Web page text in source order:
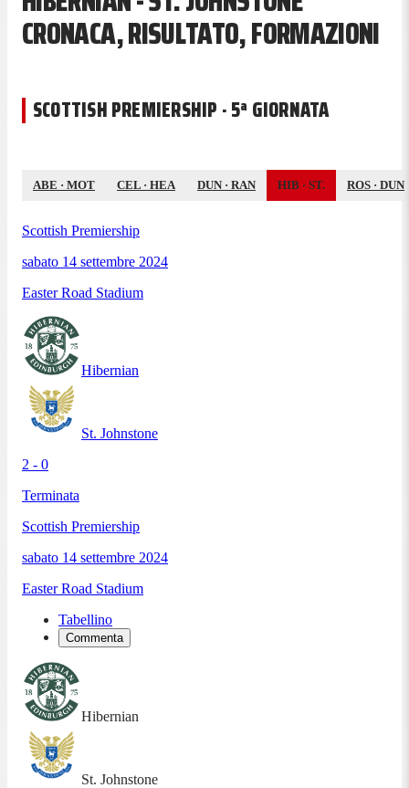
CRONACA, RISULTATO, FORMAZIONI
SCOTTISH PREMIERSHIP · 5ª GIORNATA
ABE · MOT CEL · HEA DUN · RAN HIB · ST. ROS · DUN
Scottish Premiership
sabato 14 settembre 2024
Easter Road Stadium
Hibernian
St. Johnstone
2 - 0
Terminata
Scottish Premiership
sabato 14 settembre 2024
Easter Road Stadium
Tabellino
Commenta
Hibernian
St. Johnstone